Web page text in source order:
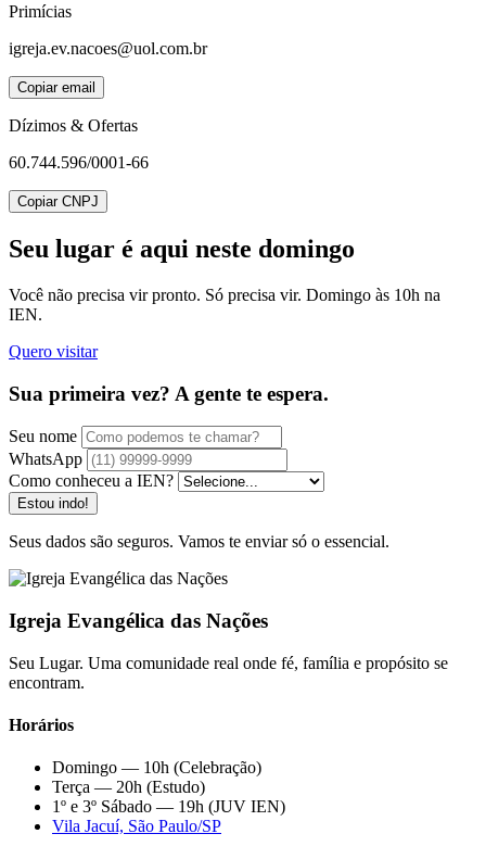
Primícias
igreja.ev.nacoes@uol.com.br
Copiar email
Dízimos & Ofertas
60.744.596/0001-66
Copiar CNPJ
Seu lugar é aqui neste domingo
Você não precisa vir pronto. Só precisa vir. Domingo às 10h na
IEN.
Quero visitar
Sua primeira vez? A gente te espera.
Seu nome
WhatsApp
Como conheceu a IEN?
Estou indo!
Seus dados são seguros. Vamos te enviar só o essencial.
Igreja Evangélica das Nações
Seu Lugar. Uma comunidade real onde fé, família e propósito se
encontram.
Horários
Domingo — 10h (Celebração)
Terça — 20h (Estudo)
1º e 3º Sábado — 19h (JUV IEN)
Vila Jacuí, São Paulo/SP